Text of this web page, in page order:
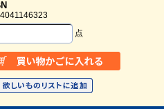
点